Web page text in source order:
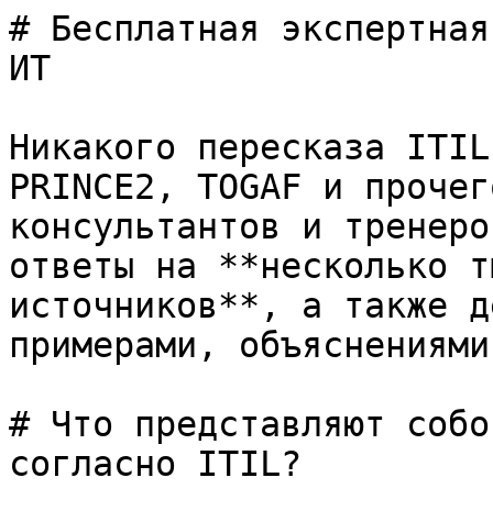
# Бесплатная
ИТ
Никакого пересказа
PRINCE2, TOGAF и
консультантов и
ответы на **несколько
источников**, а также
примерами,
# Что представляют
согласно ITIL?